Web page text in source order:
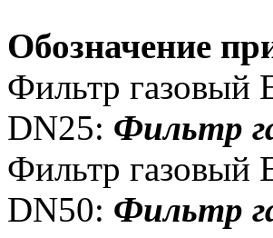
Обозначение
Фильтр газовый
DN25: Фильтр
Фильтр газовый
DN50: Фильтр